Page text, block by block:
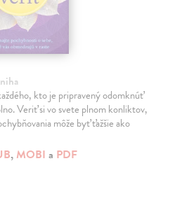
kto je pripravený odomknúť
Veriť si vo svete plnom konliktov,
môže byť ťažšie ako
, MOBI a PDF